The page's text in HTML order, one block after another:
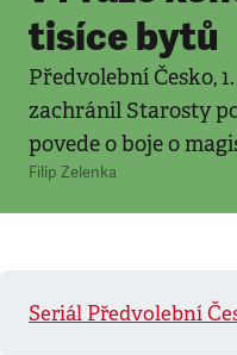
tisíce bytů
Předvolební Česko,
zachránil Starosty
povede o boje o
Filip Zelenka
Seriál Předvolební